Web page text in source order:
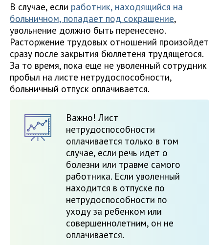
В случае, если работник, находящийся на
больничном, попадает под сокращение,
увольнение должно быть перенесено.
Расторжение трудовых отношений произойдет
сразу после закрытия бюллетеня трудящегося.
За то время, пока еще не уволенный сотрудник
пробыл на листе нетрудоспособности,
больничный отпуск оплачивается.
Важно! Лист
нетрудоспособности
оплачивается только в том
случае, если речь идет о
болезни или травме самого
работника. Если уволенный
находится в отпуске по
нетрудоспособности по
уходу за ребенком или
совершеннолетним, он не
оплачивается.